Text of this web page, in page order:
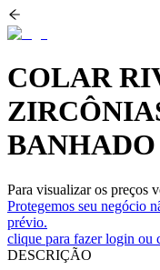
COLAR
Para visualizar os preços
Protegemos seu negócio
prévio.
clique para fazer login ou
DESCRIÇÃO